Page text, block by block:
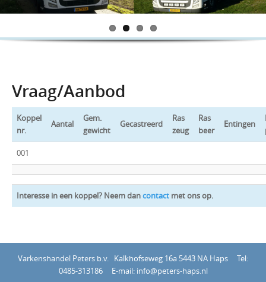
Vraag/Aanbod
Koppel
nr.
Aantal
Gem.
gewicht
Gecastreerd
Ras
zeug
Ras
beer
Entingen
Interesse in een koppel? Neem dancontact met ons op.
001
Varkenshandel Peters b.v. Kalkhofseweg 16a 5443 NA Haps Tel:
0485-313186 E-mail: info@peters-haps.nl